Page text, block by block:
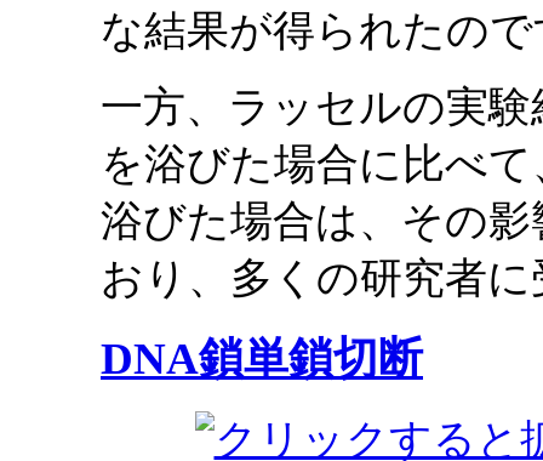
な結果が得られたの
一方、ラッセルの実
を浴びた場合に比べ
浴びた場合は、その
おり、多くの研究者
DNA鎖単鎖切断